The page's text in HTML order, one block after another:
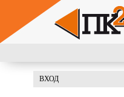
Перейти к основному содержанию
ВХОД